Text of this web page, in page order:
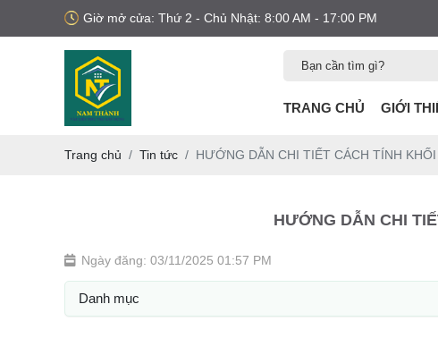
Giờ mở cửa: Thứ 2 - Chủ Nhật: 8:00 AM - 17:00 PM
TRANG CHỦ GIỚI
Trang chủ Tin tức HƯỚNG DẪN CHI TIẾT CÁCH TÍNH
HƯỚNG DẪN CHI
Ngày đăng: 03/11/2025 01:57 PM
Danh mục